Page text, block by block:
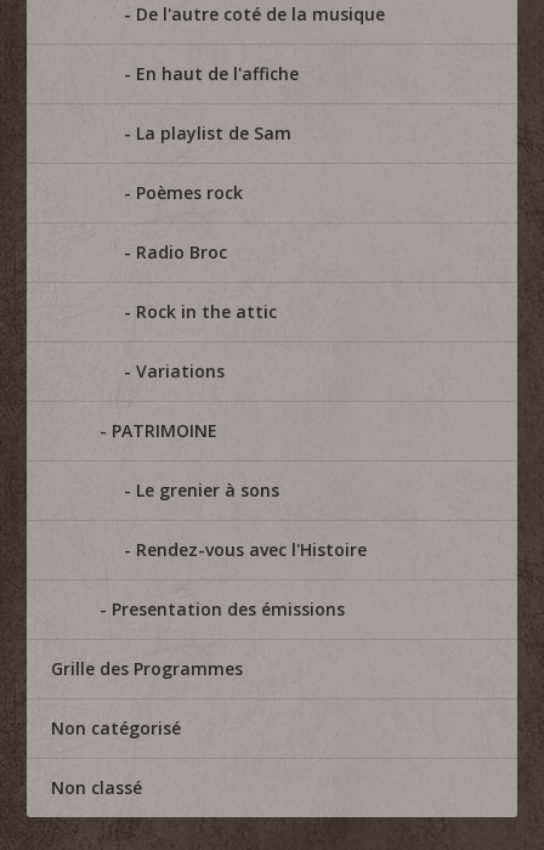
De l'autre coté de la musique
En haut de l'affiche
La playlist de Sam
Poèmes rock
Radio Broc
Rock in the attic
Variations
PATRIMOINE
Le grenier à sons
Rendez-vous avec l'Histoire
Presentation des émissions
Grille des Programmes
Non catégorisé
Non classé